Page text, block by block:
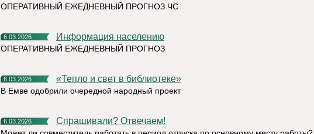
ОПЕРАТИВНЫЙ ЕЖЕДНЕВНЫЙ ПРОГНОЗ ЧС
6.03.2026 Информация населению
ОПЕРАТИВНЫЙ ЕЖЕДНЕВНЫЙ ПРОГНОЗ
6.03.2026 «Тепло и свет в библиотеке»
В Емве одобрили очередной народный проект
6.03.2026 Спрашивали? Отвечаем!